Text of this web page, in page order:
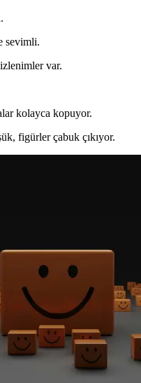
sevimli.
var.
kolayca kopuyor.
figürler çabuk çıkıyor.